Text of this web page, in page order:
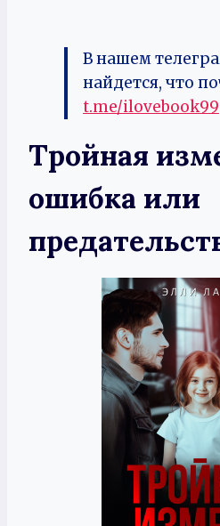
В нашем
найдется, что
t.me/ilovebook99
Тройная
ошибка или